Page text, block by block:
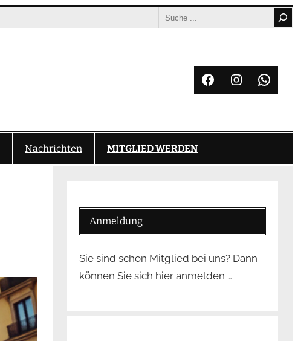
Search
Facebook
Instagram
Nachrichten MITGLIED WERDEN
Anmeldung
Sie sind schon Mitglied bei uns? Dann
können Sie sich hier anmelden …